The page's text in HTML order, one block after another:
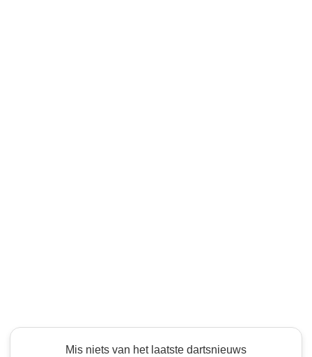
Mis niets van het laatste dartsnieuws